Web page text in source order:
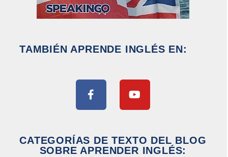
TAMBIÉN APRENDE INGLÉS EN:
CATEGORÍAS DE TEXTO DEL BLOG
SOBRE APRENDER INGLÉS: